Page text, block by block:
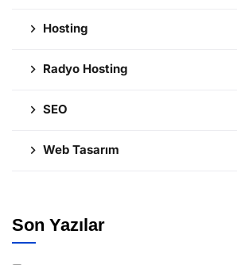
Hosting
Radyo Hosting
SEO
Web Tasarım
Son Yazılar